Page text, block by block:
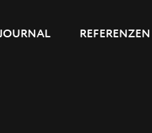
REFERENZEN